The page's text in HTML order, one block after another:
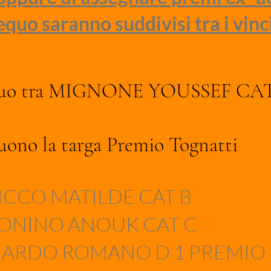
saranno suddivisi tra i
tra MIGNONE YOUSSEF
la targa Premio Tognatti
MATILDE CAT B
ANOUK CAT C
ROMANO D 1